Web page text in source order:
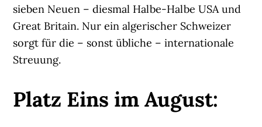
sieben Neuen – diesmal Halbe-Halbe USA und
Great Britain. Nur ein algerischer Schweizer
sorgt für die – sonst übliche – internationale
Streuung.
Platz Eins im August: